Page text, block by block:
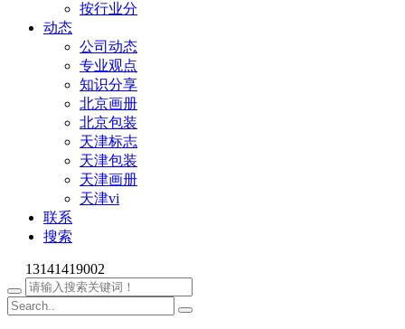
按行业分
动态
公司动态
专业观点
知识分享
北京画册
北京包装
天津标志
天津包装
天津画册
天津vi
联系
搜索
13141419002